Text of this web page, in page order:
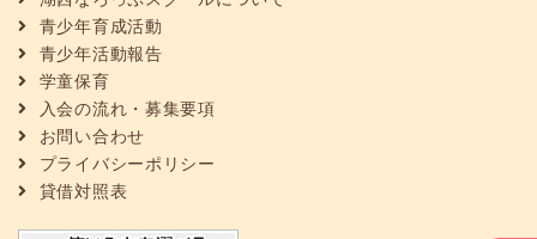
青少年育成活動
青少年活動報告
学童保育
入会の流れ・募集要項
お問い合わせ
プライバシーポリシー
貸借対照表